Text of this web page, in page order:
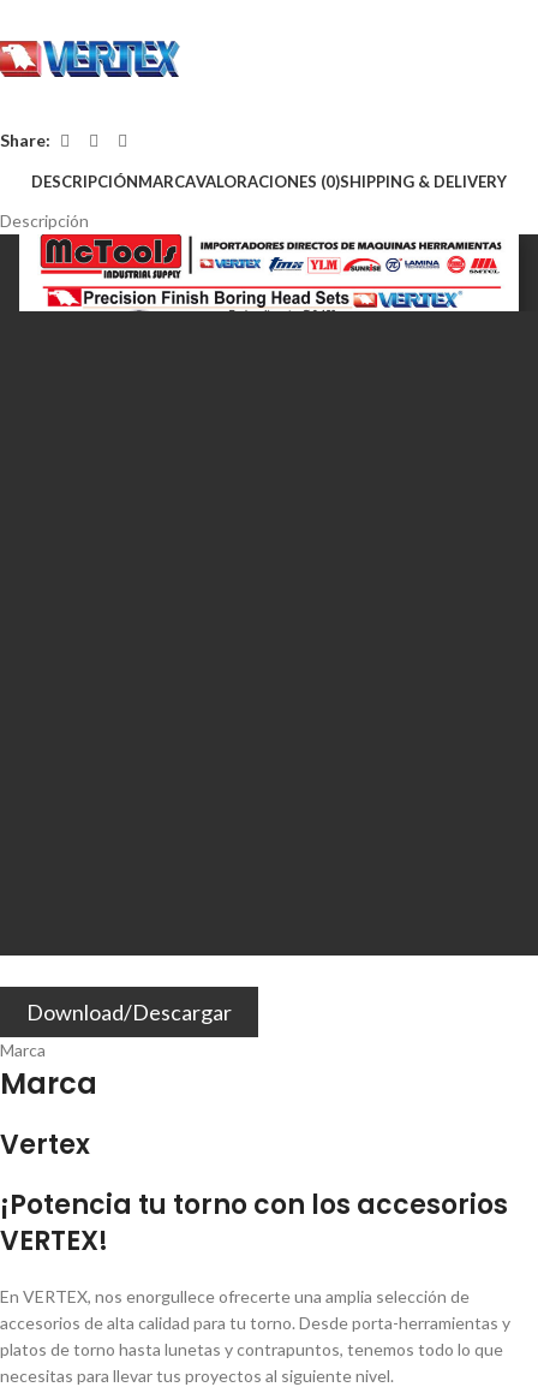
Share:
DESCRIPCIÓNMARCAVALORACIONES (0)SHIPPING & DELIVERY
Descripción
Download/Descargar
Marca
Marca
Vertex
¡Potencia tu torno con los accesorios
VERTEX!
En VERTEX, nos enorgullece ofrecerte una amplia selección de
accesorios de alta calidad para tu torno. Desde porta-herramientas y
platos de torno hasta lunetas y contrapuntos, tenemos todo lo que
necesitas para llevar tus proyectos al siguiente nivel.